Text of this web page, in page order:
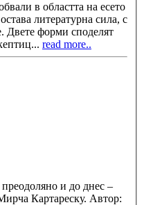
в областта на есето
литературна сила, с
Двете форми споделят
... read more..
и до днес –
Картареску. Автор: